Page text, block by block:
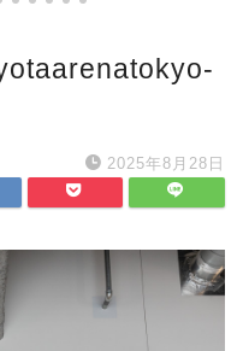
2025年8月28日